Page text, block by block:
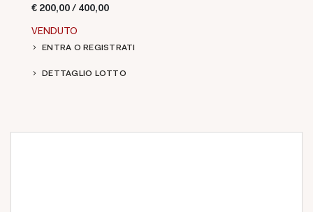
€ 200,00 / 400,00
VENDUTO
ENTRA O REGISTRATI
DETTAGLIO LOTTO